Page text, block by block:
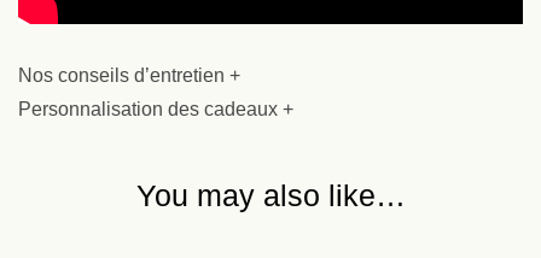
Nos conseils d’entretien +
Personnalisation des cadeaux +
You may also like…